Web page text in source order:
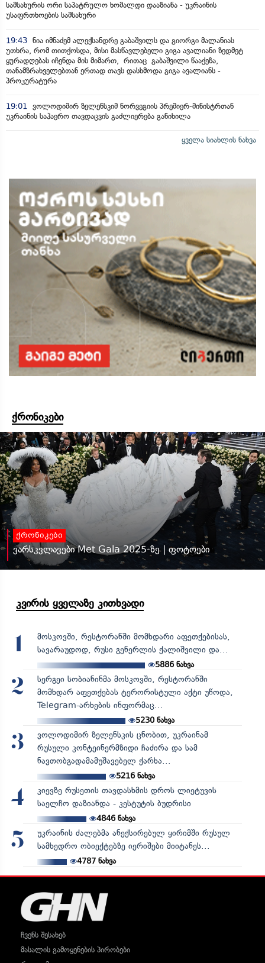
სამსახურის ორი საპატრულო ხომალდი დააზიანა - უკრაინის
უსაფრთხოების სამსახური
19:43 ნია იმნაძემ ალექსანდრე გაბაშვილს და გიორგი მალანიას
უთხრა, რომ თითქოსდა, მისი მასწავლებელი გიგა ავალიანი ზედმეტ
ყურადღებას იჩენდა მის მიმართ, რითაც გაბაშვილი წააქეზა,
თანამზრახველებთან ერთად თავს დასხმოდა გიგა ავალიანს -
პროკურატურა
19:01 ვოლოდიმირ ზელენსკიმ ნორვეგიის პრემიერ-მინისტრთან
უკრაინის საჰაერო თავდაცვის გაძლიერება განიხილა
ყველა სიახლის ნახვა
ქრონიკები
ქრონიკები
ვარსკვლავები Met Gala 2025-ზე | ფოტოები
კვირის ყველაზე კითხვადი
1
მოსკოვში, რესტორანში მომხდარი აფეთქებისას,
სავარაუდოდ, რუსი გენერლის ქალიშვილი და...
5886ნახვა
2
სერგეი სობიანინმა მოსკოვში, რესტორანში
მომხდარ აფეთქებას ტერორისტული აქტი უწოდა,
Telegram-არხების ინფორმაც...
5230ნახვა
3
ვოლოდიმირ ზელენსკის ცნობით, უკრაინამ
რუსული კონტეინერმზიდი ჩაძირა და სამ
ნავთობგადამამუშავებელ ქარხა...
5216ნახვა
4
კიევზე რუსეთის თავდასხმის დროს ლიეტუვის
საელჩო დაზიანდა - კესტუტის ბუდრისი
4846ნახვა
5
უკრაინის ძალებმა ანექსირებულ ყირიმში რუსულ
სამხედრო ობიექტებზე იერიშები მიიტანეს...
4787ნახვა
ჩვენს შესახებ
მასალის გამოყენების პირობები